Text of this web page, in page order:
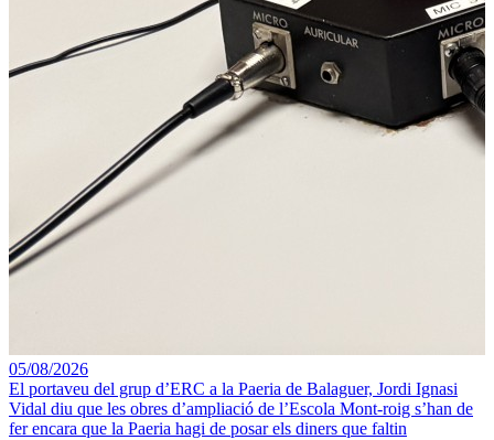
05/08/2026
El portaveu del grup d’ERC a la Paeria de Balaguer, Jordi Ignasi
Vidal diu que les obres d’ampliació de l’Escola Mont-roig s’han de
fer encara que la Paeria hagi de posar els diners que faltin